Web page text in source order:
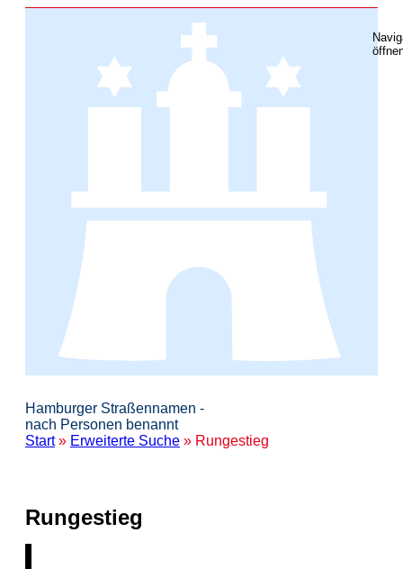
Hamburger Straßennamen -
nach Personen benannt
Start» Erweiterte Suche » Rungestieg
Rungestieg